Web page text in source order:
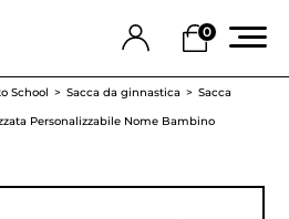
0
School Sacca da ginnastica
Sacca
Personalizzabile Nome Bambino